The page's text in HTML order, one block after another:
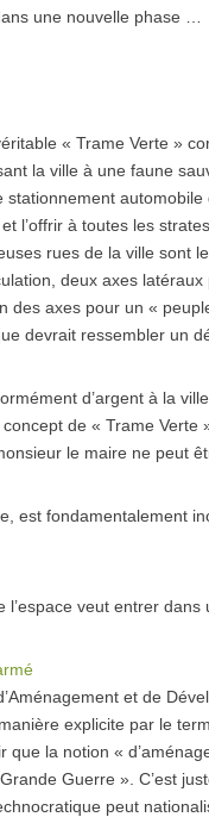
une nouvelle phase …
« Trame Verte »
la ville à une faune
l’offrir à toutes les
rues de la ville sont
deux axes
des axes pour un «
devrait ressembler un
d’argent à la
de « Trame Verte
le maire ne peut
est fondamentalement
veut entrer dans
et de
explicite par le
que la notion «
Guerre ». C’est
peut